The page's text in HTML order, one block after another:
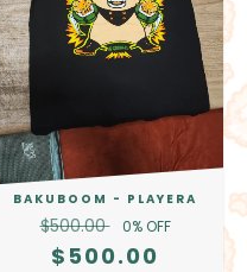
BAKUBOOM - PLAYERA
$500.00 0% OFF
$500.00